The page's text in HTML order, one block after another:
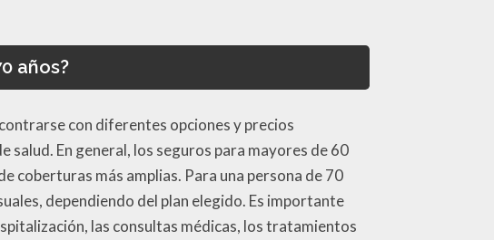
años?
con diferentes opciones y precios
En general, los seguros para mayores de 60
coberturas más amplias. Para una persona de 70
dependiendo del plan elegido. Es importante
las consultas médicas, los tratamientos